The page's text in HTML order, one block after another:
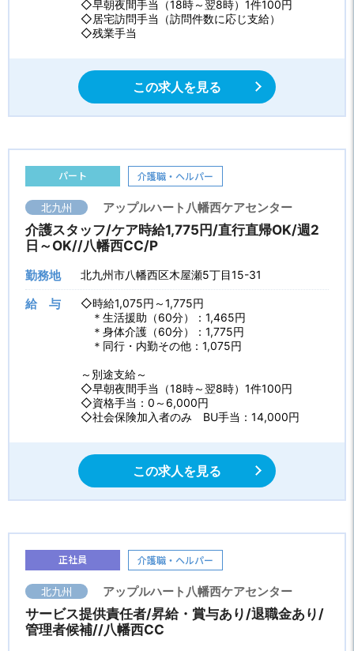
◇早朝夜間手当（18時～翌8時）1件100円
◇居宅訪問手当（訪問件数に応じ支給）
◇残業手当
この求人を見る
パート 介護職・ヘルパー
北九州 アップルハート八幡西ケアセンター
介護スタッフ/ケア時給1,775円/直行直帰OK/週2
日～OK//八幡西CC/P
勤務地 北九州市八幡西区木屋瀬5丁目15-31
給 与
◇時給1,075円～1,775円
＊生活援助（60分）：1,465円
＊身体介護（60分）：1,775円
＊同行・内勤その他：1,075円
～別途支給～
◇早朝夜間手当（18時～翌8時）1件100円
◇資格手当：0～6,000円
◇社会保険加入者のみ BU手当：14,000円
この求人を見る
正社員 介護職・ヘルパー
北九州 アップルハート八幡西ケアセンター
サービス提供責任者/昇給・賞与あり/退職金あり/
管理者候補//八幡西CC